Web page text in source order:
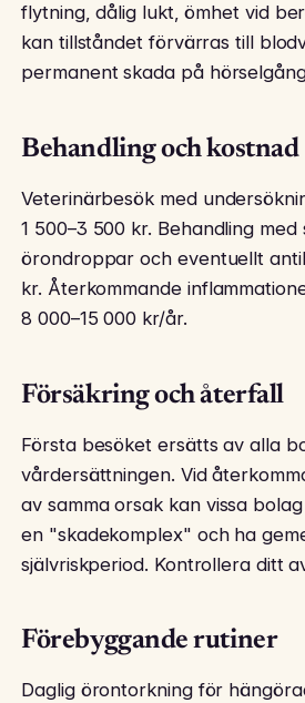
flytning, dålig lukt, ömhet vid
kan tillståndet förvärras till
permanent skada på
Behandling och kostnad
Veterinärbesök med
1 500–3 500 kr. Behandling med
örondroppar och eventuellt
kr. Återkommande
8 000–15 000 kr/år.
Försäkring och återfall
Första besöket ersätts av alla
vårdersättningen. Vid
av samma orsak kan vissa
en "skadekomplex" och ha
självriskperiod. Kontrollera ditt
Förebyggande rutiner
Daglig örontorkning för